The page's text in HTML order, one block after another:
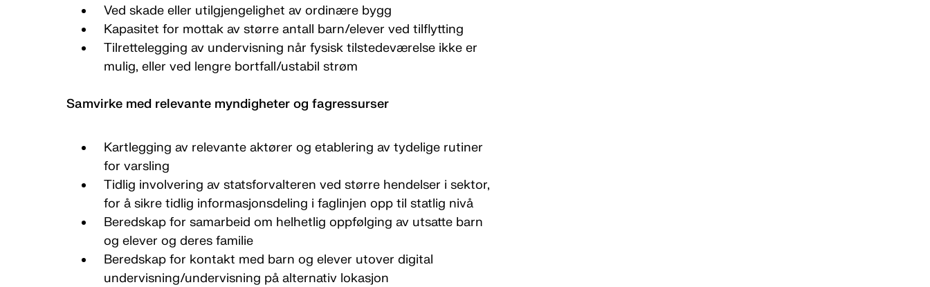
Ved skade eller utilgjengelighet av ordinære bygg
Kapasitet for mottak av større antall barn/elever ved tilflytting
Tilrettelegging av undervisning når fysisk tilstedeværelse ikke er
mulig, eller ved lengre bortfall/ustabil strøm
Samvirke med relevante myndigheter og fagressurser
Kartlegging av relevante aktører og etablering av tydelige rutiner
for varsling
Tidlig involvering av statsforvalteren ved større hendelser i sektor,
for å sikre tidlig informasjonsdeling i faglinjen opp til statlig nivå
Beredskap for samarbeid om helhetlig oppfølging av utsatte barn
og elever og deres familie
Beredskap for kontakt med barn og elever utover digital
undervisning/undervisning på alternativ lokasjon